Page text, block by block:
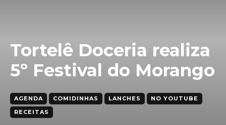
Tortelê Doceria realiza
5º Festival do Morango
AGENDA COMIDINHAS LANCHES
NO YOUTUBE
RECEITAS